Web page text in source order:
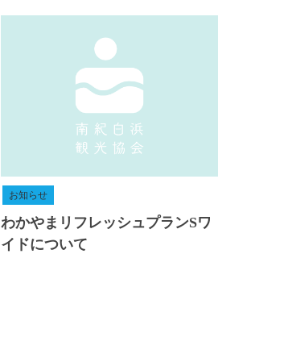
お知らせ
わかやまリフレッシュプランSワ
イドについて